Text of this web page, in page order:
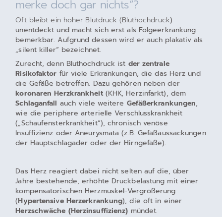
merke doch gar nichts“?
Oft bleibt ein hoher Blutdruck (Bluthochdruck)
unentdeckt und macht sich erst als Folgeerkrankung
bemerkbar. Aufgrund dessen wird er auch plakativ als
„silent killer“ bezeichnet.
Zurecht, denn Bluthochdruck ist der zentrale
Risikofaktor für viele Erkrankungen, die das Herz und
die Gefäße betreffen. Dazu gehören neben der
koronaren Herzkrankheit(KHK, Herzinfarkt), dem
Schlaganfall auch viele weitere Gefäßerkrankungen,
wie die periphere arterielle Verschlusskrankheit
(„Schaufensterkrankheit“), chronisch venöse
Insuffizienz oder Aneurysmata (z.B. Gefäßaussackungen
der Hauptschlagader oder der Hirngefäße).
Das Herz reagiert dabei nicht selten auf die, über
Jahre bestehende, erhöhte Druckbelastung mit einer
kompensatorischen Herzmuskel-Vergrößerung
(Hypertensive Herzerkrankung), die oft in einer
Herzschwäche (Herzinsuffizienz) mündet.